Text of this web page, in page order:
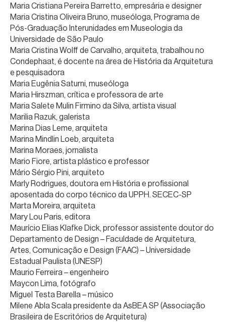
Maria Cristiana Pereira Barretto, empresária e designer
Maria Cristina Oliveira Bruno, museóloga, Programa de
Pós-Graduação Interunidades em Museologia da
Universidade de São Paulo
Maria Cristina Wolff de Carvalho, arquiteta, trabalhou no
Condephaat, é docente na área de História da Arquitetura
e pesquisadora
Maria Eugênia Saturni, museóloga
Maria Hirszman, crítica e professora de arte
Maria Salete Mulin Firmino da Silva, artista visual
Marilia Razuk, galerista
Marina Dias Leme, arquiteta
Marina Mindlin Loeb, arquiteta
Marina Moraes, jornalista
Mario Fiore, artista plástico e professor
Mário Sérgio Pini, arquiteto
Marly Rodrigues, doutora em História e profissional
aposentada do corpo técnico da UPPH. SECEC-SP
Marta Moreira, arquiteta
Mary Lou Paris, editora
Maurício Elias Klafke Dick, professor assistente doutor do
Departamento de Design – Faculdade de Arquitetura,
Artes, Comunicação e Design (FAAC) – Universidade
Estadual Paulista (UNESP)
Maurio Ferreira – engenheiro
Maycon Lima, fotógrafo
Miguel Testa Barella – músico
Milene Abla Scala presidente da AsBEA SP (Associação
Brasileira de Escritórios de Arquitetura)